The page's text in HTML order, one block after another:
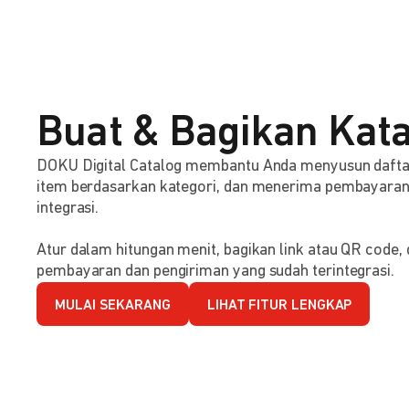
Buat & Bagikan
DOKU Digital Catalog membantu Anda menyusun
item berdasarkan kategori, dan menerima
integrasi.
Atur dalam hitungan menit, bagikan link atau QR
pembayaran dan pengiriman yang sudah terintegrasi.
MULAI SEKARANG LIHAT FITUR LENGKAP